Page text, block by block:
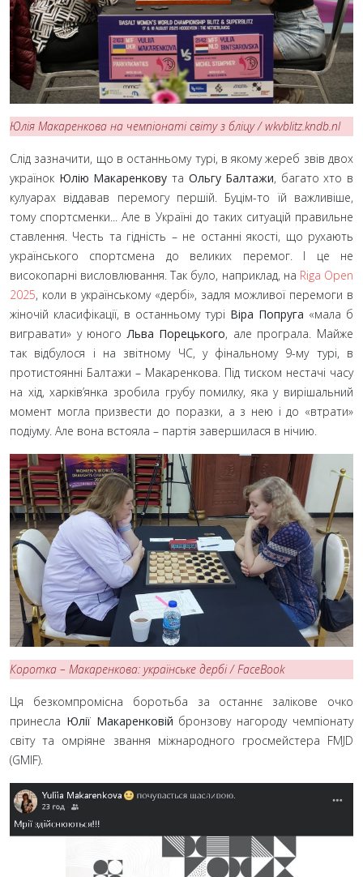
Юлія Макаренкова на чемпіонаті світу з бліцу / wkvblitz.kndb.nl
Слід зазначити, що в останньому турі, в якому жереб звів двох
українок Юлію Макаренкову та Ольгу Балтажи, багато хто в
кулуарах віддавав перемогу першій. Буцім-то їй важливіше,
тому спортсменки... Але в Україні до таких ситуацій правильне
ставлення. Честь та гідність – не останні якості, що рухають
українського спортсмена до великих перемог. І це не
високопарні висловлювання. Так було, наприклад, на Riga Open
2025, коли в українському «дербі», задля можливої перемоги в
жіночій класифікації, в останньому турі Віра Попруга «мала б
вигравати» у юногоЛьва Порецького, але програла. Майже
так відбулося і на звітному ЧС, у фінальному 9-му турі, в
протистоянні Балтажи – Макаренкова. Під тиском нестачі часу
на хід, харків’янка зробила грубу помилку, яка у вирішальний
момент могла призвести до поразки, а з нею і до «втрати»
подіуму. Але вона встояла – партія завершилася в нічию.
Коротка – Макаренкова: українське дербі / FaceBook
Ця безкомпромісна боротьба за останнє залікове очко
принесла Юлії Макаренковій бронзову нагороду чемпіонату
світу та омріяне звання міжнародного гросмейстера FMJD
(GMIF).